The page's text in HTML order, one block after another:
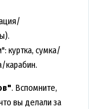
куртка, сумка/
карабин.
. Вспомните,
вы делали за